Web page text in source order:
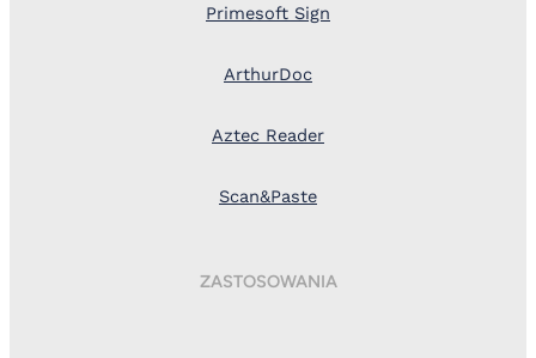
Primesoft Sign
ArthurDoc
Aztec Reader
Scan&Paste
ZASTOSOWANIA